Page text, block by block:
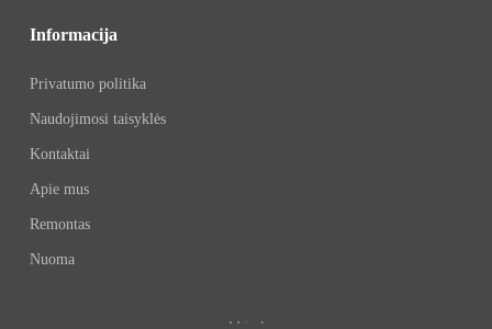
Informacija
Privatumo politika
Naudojimosi taisyklės
Kontaktai
Apie mus
Remontas
Nuoma